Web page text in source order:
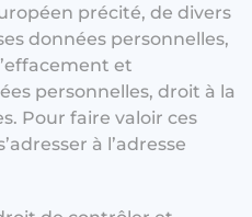
précité, de divers
données personnelles,
et
personnelles, droit à la
Pour faire valoir ces
à l’adresse